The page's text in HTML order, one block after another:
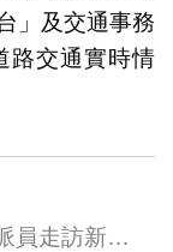
」及交通事務
路交通實時情
員走訪新口